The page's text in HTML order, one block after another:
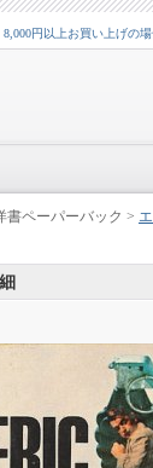
円以上お買い上げの
書ペーパーバック >